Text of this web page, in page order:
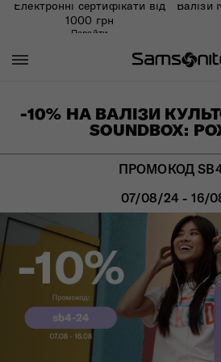
Електронні сертифікати від
1000 грн
Перейти
Валізи
-10% НА ВАЛІЗИ
SOUNDBOX:
ПРОМОКОД
07/08/24 - 16/